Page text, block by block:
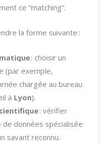
ce “matching”.
la forme suivante :
: choisir un
(par exemple,
chargée au bureau
à Lyon).
: vérifier
de données spécialisée
savant reconnu.